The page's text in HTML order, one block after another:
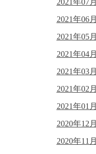
2021年07月
2021年06月
2021年05月
2021年04月
2021年03月
2021年02月
2021年01月
2020年12月
2020年11月